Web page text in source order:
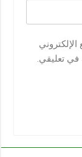
في تعليقي.